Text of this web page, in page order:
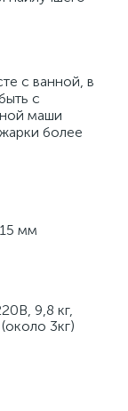
с ванной, в
с
маши
более
мм
9,8 кг,
3кг)